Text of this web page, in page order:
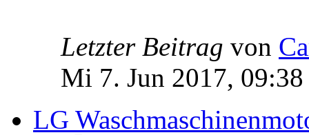
Letzter Beitrag von
Mi 7. Jun 2017, 09:38
LG